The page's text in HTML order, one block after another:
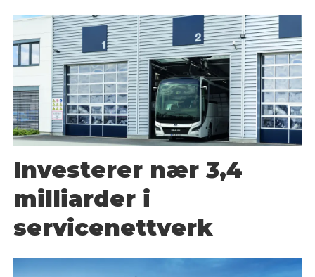
Investerer nær 3,4
milliarder i
servicenettverk